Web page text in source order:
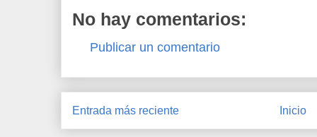
No hay comentarios:
Publicar un comentario
Entrada más reciente Inicio